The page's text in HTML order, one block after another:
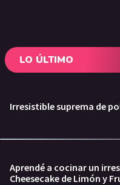
LO ÚLTIMO
Irresistible suprema de
Aprendé a cocinar un
Cheesecake de Limón y